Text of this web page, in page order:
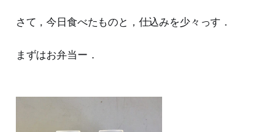
さて，今日食べたものと，仕込みを少々っす．
まずはお弁当ー．